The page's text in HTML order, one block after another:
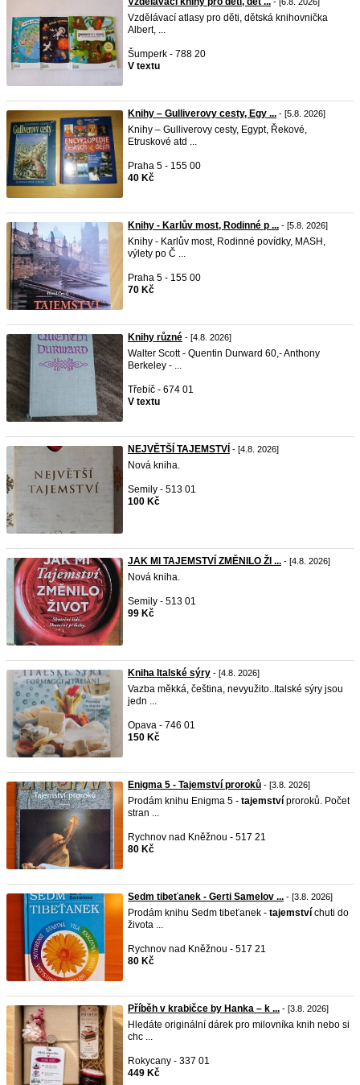
Vzdělávací atlasy pro děti, dětská knihovnička
Albert, ...
Šumperk - 788 20
V textu
Knihy – Gulliverovy cesty, Egy ... - [5.8. 2026]
Knihy – Gulliverovy cesty, Egypt, Řekové,
Etruskové atd ...
Praha 5 - 155 00
40 Kč
Knihy - Karlův most, Rodinné p ... - [5.8. 2026]
Knihy - Karlův most, Rodinné povídky, MASH,
výlety po Č ...
Praha 5 - 155 00
70 Kč
Knihy různé - [4.8. 2026]
Walter Scott - Quentin Durward 60,- Anthony
Berkeley - ...
Třebíč - 674 01
V textu
NEJVĚTŠÍ TAJEMSTVÍ - [4.8. 2026]
Nová kniha.
Semily - 513 01
100 Kč
JAK MI TAJEMSTVÍ ZMĚNILO ŽI ... - [4.8. 2026]
Nová kniha.
Semily - 513 01
99 Kč
Kniha Italské sýry - [4.8. 2026]
Vazba měkká, čeština, nevyužito..Italské sýry jsou
jedn ...
Opava - 746 01
150 Kč
Enigma 5 - Tajemství proroků - [3.8. 2026]
Prodám knihu Enigma 5 - tajemství proroků. Počet
stran ...
Rychnov nad Kněžnou - 517 21
80 Kč
Sedm tibeťanek - Gerti Samelov ... - [3.8. 2026]
Prodám knihu Sedm tibeťanek - tajemství chuti do
života ...
Rychnov nad Kněžnou - 517 21
80 Kč
Příběh v krabičce by Hanka – k ... - [3.8. 2026]
Hledáte originální dárek pro milovníka knih nebo si
chc ...
Rokycany - 337 01
449 Kč